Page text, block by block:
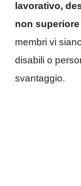
lavorativo,
non superiore
membri vi
disabili o
svantaggio.